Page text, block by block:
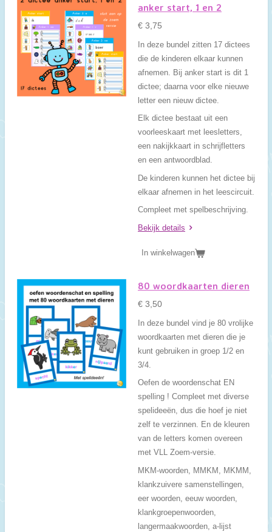
anker start, 1 en 2
€ 3,75
In deze bundel zitten 17 dictees
die de kinderen elkaar kunnen
afnemen. Bij anker start is dit 1
dictee; daarna voor elke nieuwe
letter een nieuw dictee.
Elk dictee bestaat uit een
voorleeskaart met leesletters,
een nakijkkaart in schrijfletters
en een antwoordblad.
De kinderen kunnen het dictee bij
elkaar afnemen in het leescircuit.
Compleet met spelbeschrijving.
Bekijk details
In winkelwagen
80 woordkaarten dieren
€ 3,50
In deze bundel vind je 80 vrolijke
woordkaarten met dieren die je
kunt gebruiken in groep 1/2 en
3/4.
Oefen de woordenschat EN
spelling ! Compleet met diverse
spelideeën, dus die hoef je niet
zelf te verzinnen. En de kleuren
van de letters komen overeen
met VLL Zoem-versie.
MKM-woorden, MMKM, MKMM,
klankzuivere samenstellingen,
eer woorden, eeuw woorden,
klankgroepenwoorden,
langermaakwoorden, a-lijst